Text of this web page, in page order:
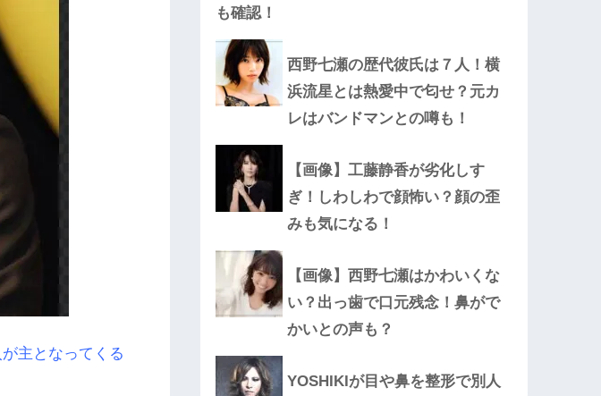
主となってくる
も確認！
西野七瀬の歴代彼氏は７人！横
浜流星とは熱愛中で匂せ？元カ
レはバンドマンとの噂も！
【画像】工藤静香が劣化しす
ぎ！しわしわで顔怖い？顔の歪
みも気になる！
【画像】西野七瀬はかわいくな
い？出っ歯で口元残念！鼻がで
かいとの声も？
YOSHIKIが目や鼻を整形で別人